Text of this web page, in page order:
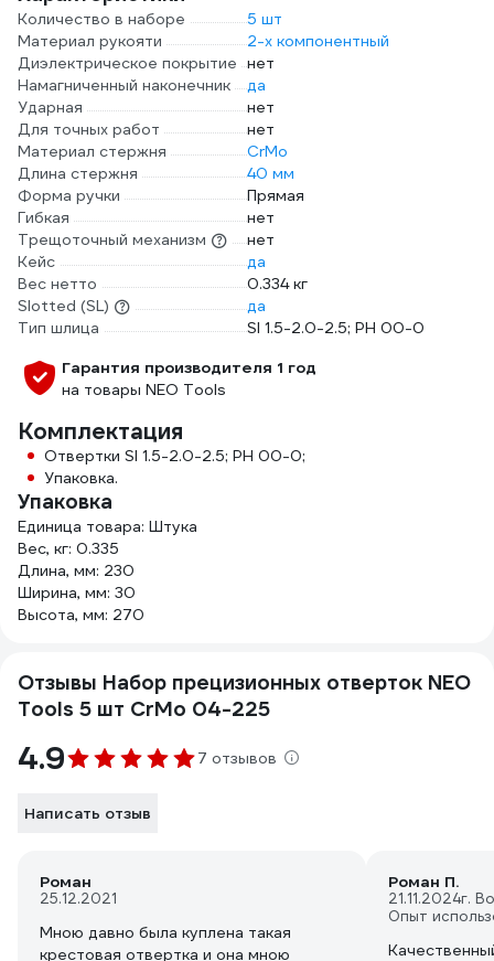
Количество в наборе
5 шт
Материал рукояти
2-х компонентный
Диэлектрическое покрытие нет
Намагниченный наконечник
да
Ударная
нет
Для точных работ
нет
Материал стержня
CrMo
Длина стержня
40 мм
Форма ручки
Прямая
Гибкая
нет
Трещоточный механизм
нет
Кейс
да
Вес нетто
0.334 кг
Slotted (SL)
да
Тип шлица
Sl 1.5-2.0-2.5; PH 00-0
Гарантия производителя 1 год
на товары NEO Tools
Комплектация
Отвертки Sl 1.5-2.0-2.5; PH 00-0;
Упаковка.
Упаковка
Единица товара: Штука
Вес, кг: 0.335
Длина, мм: 230
Ширина, мм: 30
Высота, мм: 270
Отзывы Набор прецизионных отверток NEO
Tools 5 шт CrMo 04-225
4.9 7 отзывов
Написать отзыв
Роман
25.12.2021
Мною давно была куплена такая
крестовая отвертка и она мною
Роман П.
21.11.2024г.
Опыт